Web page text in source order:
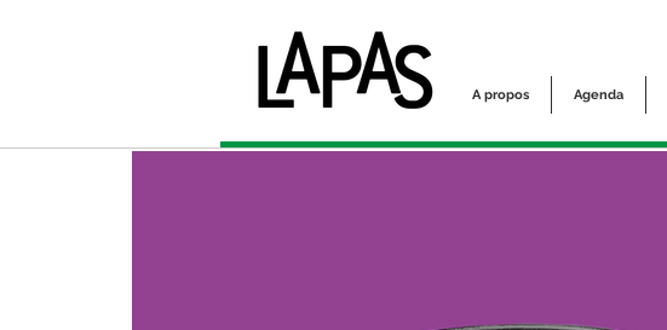
A propos Agenda